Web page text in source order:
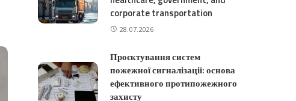
corporate transportation
28.07.2026
Проєктування систем
пожежної сигналізації: основа
ефективного протипожежного
захисту